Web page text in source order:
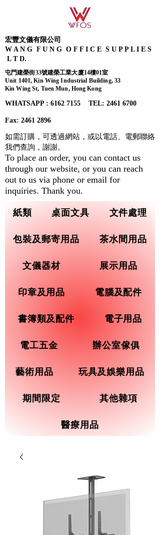
宏豐文儀有限公司
W A N G F U N G O F F I C E S U P P L I E S
L T D.
屯門建榮街33號建榮工業大廈14樓01室
Unit 1401, Kin Wing Industrial Building, 33
Kin Wing St, Tuen Mun, Hong Kong
WHATSAPP : 6162 7155​ TEL: 2461 6700
Fax: 2461 2896
紙類 桌面文具 文件處理
包裝及郵寄用品 茶水間用品
文儀器材 展示用品
印章及用品 電腦及配件
書簿類及配件 電子用品
電工五金 辦公室傢俱
藝術用品 玩具及娛樂用品
期間限定 其他雜項
醫療用品
如需訂購，可透過網站，或以電話、電郵聯絡
我們查詢， 謝謝。
To place an order, you can contact us
through our website, or you can reach
out to us via phone or email for
inquiries. Thank you.